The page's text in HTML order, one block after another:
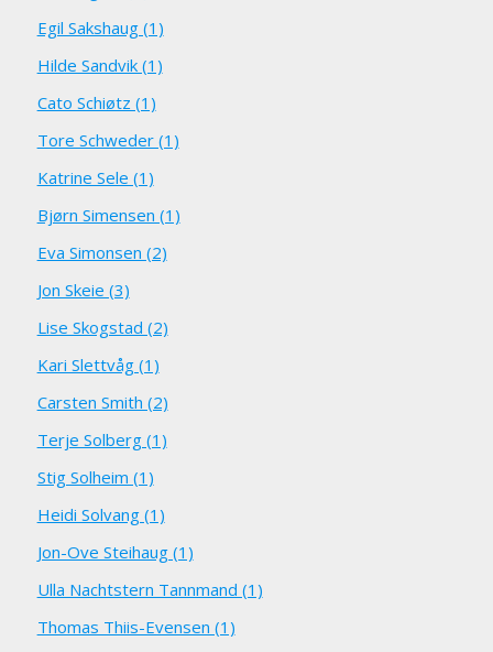
Egil Sakshaug (1)
Hilde Sandvik (1)
Cato Schiøtz (1)
Tore Schweder (1)
Katrine Sele (1)
Bjørn Simensen (1)
Eva Simonsen (2)
Jon Skeie (3)
Lise Skogstad (2)
Kari Slettvåg (1)
Carsten Smith (2)
Terje Solberg (1)
Stig Solheim (1)
Heidi Solvang (1)
Jon-Ove Steihaug (1)
Ulla Nachtstern Tannmand (1)
Thomas Thiis-Evensen (1)